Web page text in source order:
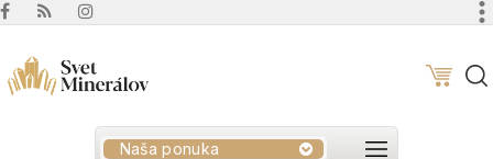
Naša ponuka